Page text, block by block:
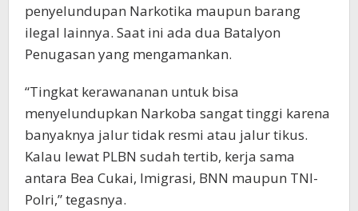
penyelundupan Narkotika maupun barang
ilegal lainnya. Saat ini ada dua Batalyon
Penugasan yang mengamankan.
“Tingkat kerawananan untuk bisa
menyelundupkan Narkoba sangat tinggi karena
banyaknya jalur tidak resmi atau jalur tikus.
Kalau lewat PLBN sudah tertib, kerja sama
antara Bea Cukai, Imigrasi, BNN maupun TNI-
Polri,” tegasnya.